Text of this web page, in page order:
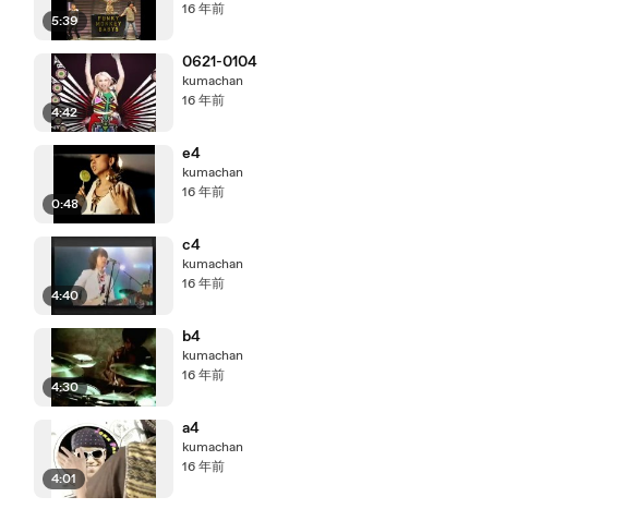
5:39
16 年前
4:42
0621-0104
kumachan
16 年前
0:48
e4
kumachan
16 年前
4:40
c4
kumachan
16 年前
4:30
b4
kumachan
16 年前
4:01
a4
kumachan
16 年前